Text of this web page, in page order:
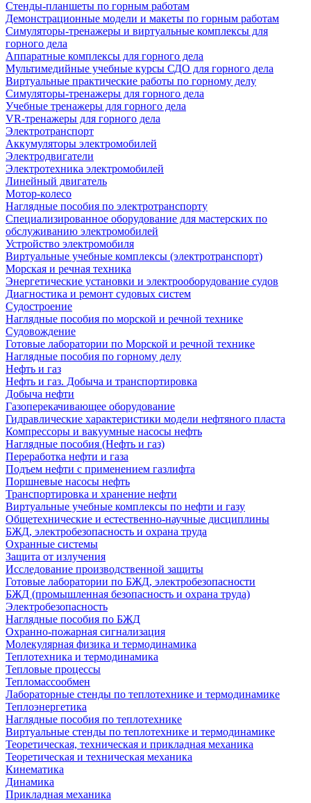
Стенды-планшеты по горным работам
Демонстрационные модели и макеты по горным работам
Симуляторы-тренажеры и виртуальные комплексы для
горного дела
Аппаратные комплексы для горного дела
Мультимедийные учебные курсы СДО для горного дела
Виртуальные практические работы по горному делу
Симуляторы-тренажеры для горного дела
Учебные тренажеры для горного дела
VR-тренажеры для горного дела
Электротранспорт
Аккумуляторы электромобилей
Электродвигатели
Электротехника электромобилей
Линейный двигатель
Мотор-колесо
Наглядные пособия по электротранспорту
Специализированное оборудование для мастерских по
обслуживанию электромобилей
Устройство электромобиля
Виртуальные учебные комплексы (электротранспорт)
Морская и речная техника
Энергетические установки и электрооборудование судов
Диагностика и ремонт судовых систем
Судостроение
Наглядные пособия по морской и речной технике
Судовождение
Готовые лаборатории по Морской и речной технике
Наглядные пособия по горному делу
Нефть и газ
Нефть и газ. Добыча и транспортировка
Добыча нефти
Газоперекачивающее оборудование
Гидравлические характеристики модели нефтяного пласта
Компрессоры и вакуумные насосы нефть
Наглядные пособия (Нефть и газ)
Переработка нефти и газа
Подъем нефти с применением газлифта
Поршневые насосы нефть
Транспортировка и хранение нефти
Виртуальные учебные комплексы по нефти и газу
Общетехнические и естественно-научные дисциплины
БЖД, электробезопасность и охрана труда
Охранные системы
Защита от излучения
Исследование производственной защиты
Готовые лаборатории по БЖД, электробезопасности
БЖД (промышленная безопасность и охрана труда)
Электробезопасность
Наглядные пособия по БЖД
Охранно-пожарная сигнализация
Молекулярная физика и термодинамика
Теплотехника и термодинамика
Тепловые процессы
Тепломассообмен
Лабораторные стенды по теплотехнике и термодинамике
Теплоэнергетика
Наглядные пособия по теплотехнике
Виртуальные стенды по теплотехнике и термодинамике
Теоретическая, техническая и прикладная механика
Теоретическая и техническая механика
Кинематика
Динамика
Прикладная механика